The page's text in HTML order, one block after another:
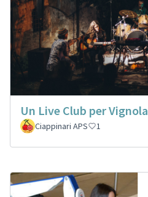
Un Live Club per Vignola
Ciappinari APS
1